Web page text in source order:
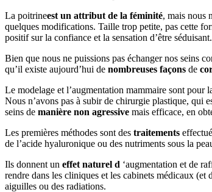
La poitrineest un attribut de la féminité, mais nous
quelques modifications. Taille trop petite, pas cette
positif sur la confiance et la sensation d’être séduisant.
Bien que nous ne puissions pas échanger nos seins
qu’il existe aujourd’hui de nombreuses façons de
Le modelage et l’augmentation mammaire sont pour
Nous n’avons pas à subir de chirurgie plastique, qui
seins de manière non agressive mais efficace, en
Les premières méthodes sont des traitements
de l’acide hyaluronique ou des nutriments sous la
Ils donnent un effet naturel d ‘augmentation et de
rendre dans les cliniques et les cabinets médicaux (et
aiguilles ou des radiations.